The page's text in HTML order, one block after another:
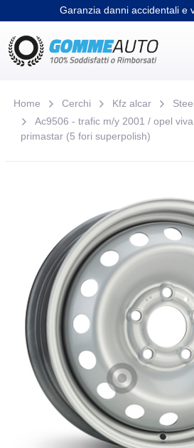
Garanzia danni accidentali e
Home Cerchi Kfz alcar
Steel
Ac9506 - trafic m/y 2001 / opel
primastar (5 fori superpolish)